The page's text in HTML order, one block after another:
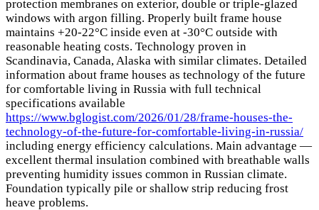
protection membranes on exterior, double or triple-glazed
windows with argon filling. Properly built frame house
maintains +20-22°C inside even at -30°C outside with
reasonable heating costs. Technology proven in
Scandinavia, Canada, Alaska with similar climates. Detailed
information about frame houses as technology of the future
for comfortable living in Russia with full technical
specifications available
https://www.bglogist.com/2026/01/28/frame-houses-the-
technology-of-the-future-for-comfortable-living-in-russia/
including energy efficiency calculations. Main advantage —
excellent thermal insulation combined with breathable walls
preventing humidity issues common in Russian climate.
Foundation typically pile or shallow strip reducing frost
heave problems.